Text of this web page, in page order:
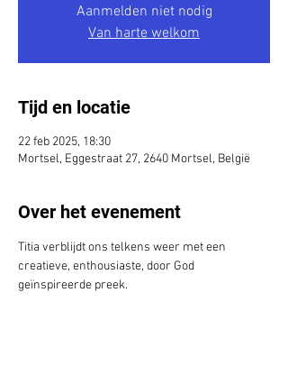
Aanmelden niet nodig
Van harte welkom
Tijd en locatie
22 feb 2025, 18:30
Mortsel, Eggestraat 27, 2640 Mortsel, België
Over het evenement
Titia verblijdt ons telkens weer met een
creatieve, enthousiaste, door God
geïnspireerde preek.